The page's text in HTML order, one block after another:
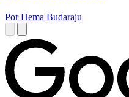
Por Hema Budaraju